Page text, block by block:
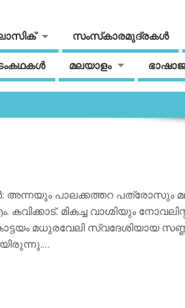
സംസ്‌കാരമുദ്രകള്‍
മലയാളം
അന്നയും പാലക്കത്തറ പത്രോസും
മികച്ച വാഗ്മിയും
മധുരവേലി സ്വദേശിയായ സണ്ണി